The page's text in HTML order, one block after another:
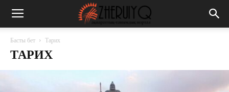
Басты бет Тарих
ТАРИХ